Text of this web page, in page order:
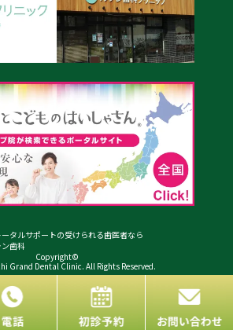
タルサポートの受けられる歯医者なら
歯科
Copyright©
Grand Dental Clinic. All Rights Reserved.